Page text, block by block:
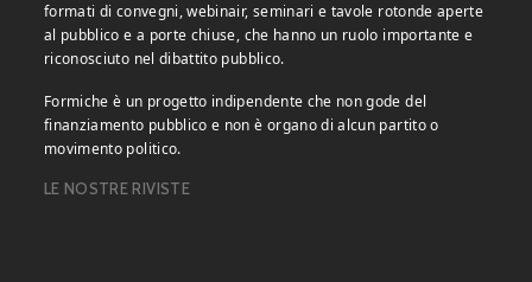
formati di convegni, webinair, seminari e tavole rotonde aperte
al pubblico e a porte chiuse, che hanno un ruolo importante e
riconosciuto nel dibattito pubblico.
Formiche è un progetto indipendente che non gode del
finanziamento pubblico e non è organo di alcun partito o
movimento politico.
LE NOSTRE RIVISTE